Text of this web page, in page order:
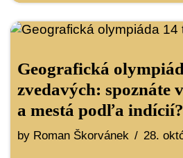
Geografická
zvedavých: spoznáte
a mestá podľa
by Roman Škorvánek 28.